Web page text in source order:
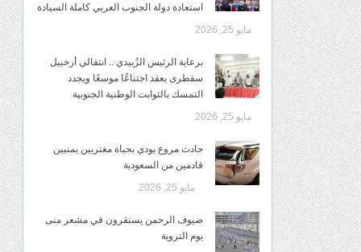
استعادة دولة الجنوب العربي كاملة السيادة
مايو 25, 2026
برعاية الرئيس الزُبيدي .. انتقالي أرخبيل
سقطرى يعقد اجتناعُا موسعًا ويجدد
التمسك بالثوابت الوطنية الجنوبية
مايو 25, 2026
حادث مروع يودي بحياة مغتربين يمنيين
قادمين من السعودية
مايو 25, 2026
ضيوف الرحمن يستقرون في مشعر منى
يوم التروية